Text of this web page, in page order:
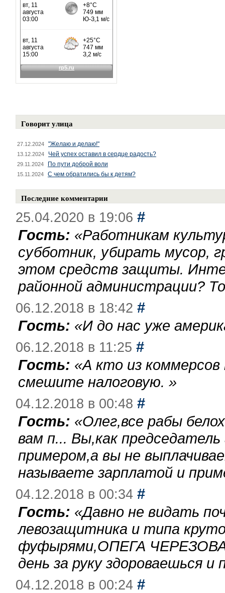
Говорит улица
27.12.2024 "Желаю и делаю!"
13.12.2024 Чей успех оставил в сердце радость?
29.11.2024 По пути доброй воли
15.11.2024 С чем обратились бы к детям?
Последние комментарии
25.04.2020 в 19:06 #
Гость: «Работникам
субботник, убирать мусор,
этом средств защиты.
районной администрации?
06.12.2018 в 18:42 #
Гость: «И до нас уже
06.12.2018 в 11:25 #
Гость: «А кто из
смешите налоговую. »
04.12.2018 в 00:48 #
Гость: «Олег,все рабы
вам п... Вы,как
примером,а вы не
называете зарплатой и
04.12.2018 в 00:34 #
Гость: «Давно не видать
левозащитника и типа
фуфырями,ОПЕГА
день за руку здороваешься
04.12.2018 в 00:24 #